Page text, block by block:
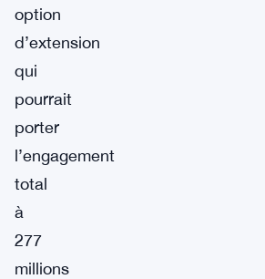
option
d’extension
qui
pourrait
porter
l’engagement
total
à
277
millions